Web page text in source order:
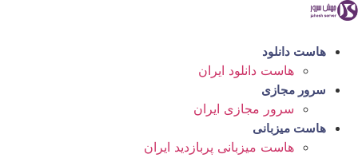
پرش
محتوا
هاست دانلود
هاست دانلود ایران
سرور مجازی
سرور مجازی ایران
هاست میزبانی
هاست میزبانی پربازدید ایران